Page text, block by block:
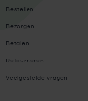
Bestellen
Bezorgen
Betalen
Retourneren
Veelgestelde vragen